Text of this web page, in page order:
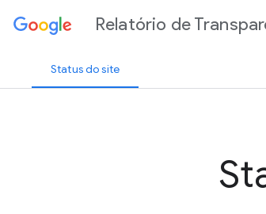
Relatório de
Status do site